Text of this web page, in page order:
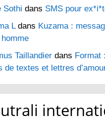
Sothi dans SMS pour
Ldans Kuzama :
Taillandier dans Format
de textes et lettres